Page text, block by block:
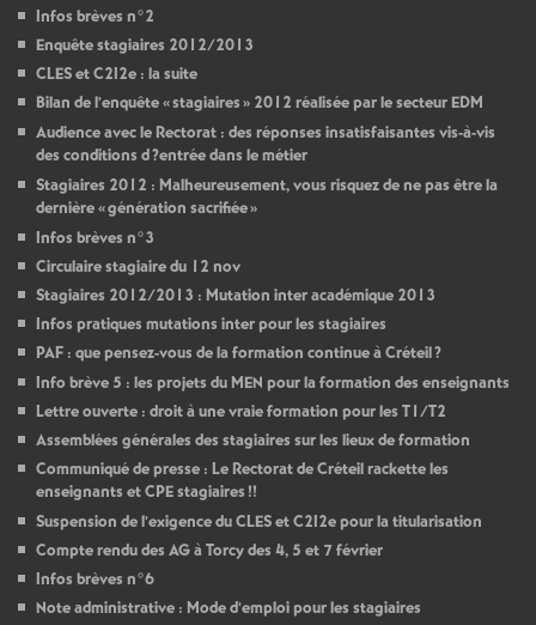
Infos brèves n°2
Enquête stagiaires 2012/2013
CLESet C2I2e : la suite
Bilan de l’enquête «stagiaires» 2012 réalisée par le secteurEDM
Audience avec le Rectorat : des réponses insatisfaisantes vis-à-vis
des conditions d?entrée dans le métier
Stagiaires 2012 : Malheureusement, vous risquez de ne pas être la
dernière «génération sacrifiée»
Infos brèves n°3
Circulaire stagiaire du 12 nov
Stagiaires 2012/2013 : Mutation inter académique 2013
Infos pratiques mutations inter pour les stagiaires
PAF : que pensez-vous de la formation continue à Créteil?
Info brève 5 : les projets duMEN pour la formation des enseignants
Lettre ouverte : droit à une vraie formation pour les T1/T2
Assemblées générales des stagiaires sur les lieux de formation
Communiqué de presse : Le Rectorat de Créteil rackette les
enseignants etCPEstagiaires !!
Suspension de l’exigence duCLESet C2I2e pour la titularisation
Compte rendu des AGà Torcy des 4, 5 et 7 février
Infos brèves n°6
Note administrative : Mode d’emploi pour les stagiaires